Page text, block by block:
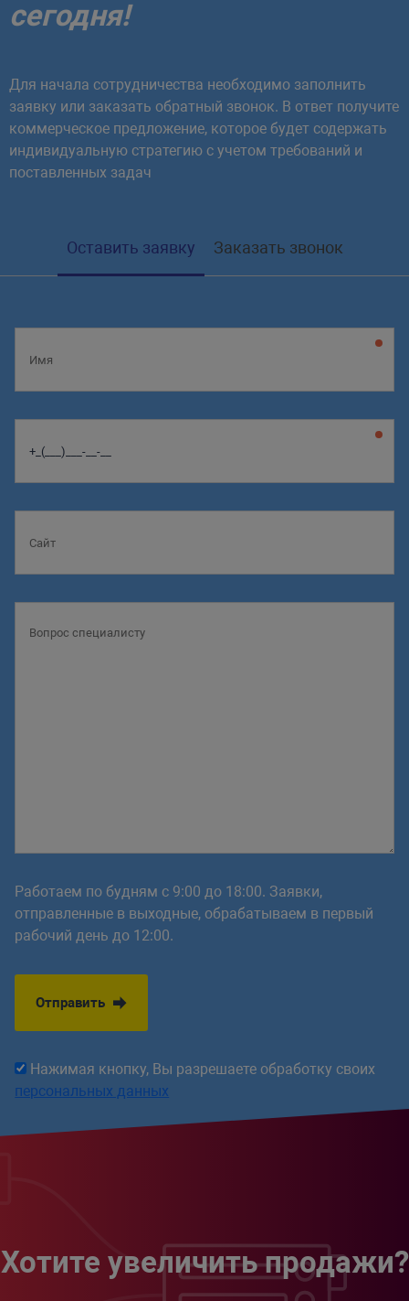
сегодня!
Для начала сотрудничества необходимо заполнить
заявку или заказать обратный звонок. В ответ получите
коммерческое предложение, которое будет содержать
индивидуальную стратегию с учетом требований и
поставленных задач
Оставить заявку Заказать звонок
Работаем по будням с 9:00 до 18:00. Заявки,
отправленные в выходные, обрабатываем в первый
рабочий день до 12:00.
Отправить
Нажимая кнопку, Вы разрешаете обработку своих
персональных данных
Хотите увеличить продажи?